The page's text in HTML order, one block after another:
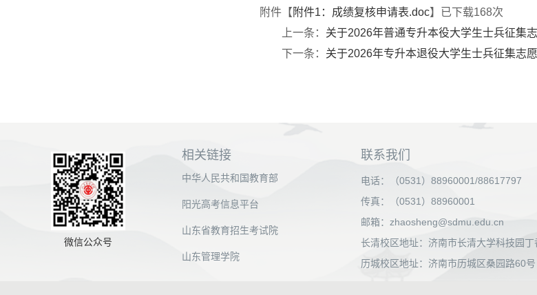
附件【 附件1：成绩复核申请表.doc】已下载168次
上一条： 关于2026年普通专升本役大学生士兵征集
下一条： 关于2026年专升本退役大学生士兵征集志
微信公众号
相关链接
中华人民共和国教育部
阳光高考信息平台
山东省教育招生考试院
山东管理学院
联系我们
电话：（0531）88960001/88617797
传真：（0531）88960001
邮箱：zhaosheng@sdmu.edu.cn
长清校区地址：济南市长清大学科技园
历城校区地址：济南市历城区桑园路60